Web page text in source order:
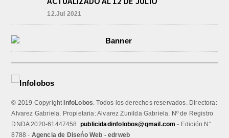
12.Jul 2021
© 2019 CopyrightInfoLobos . Todos los derechos reservados. Directora:
Alvarez Gabriela. Propietaria: Alvarez Zunilda Gabriela. Nº de Registro
DNDA 2020-61447458.publicidadinfolobos@gmail.com - Edición N°
8788 - Agencia de Diseńo Web - edrweb